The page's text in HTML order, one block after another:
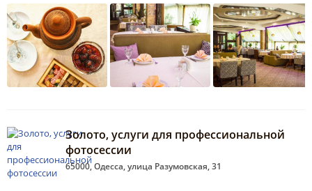
Золото, услуги для профессиональной
фотосессии
65000, Одесса, улица Разумовская, 31